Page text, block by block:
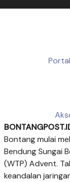
Bontang mulai
Bendung Sungai
(WTP) Advent.
keandalan